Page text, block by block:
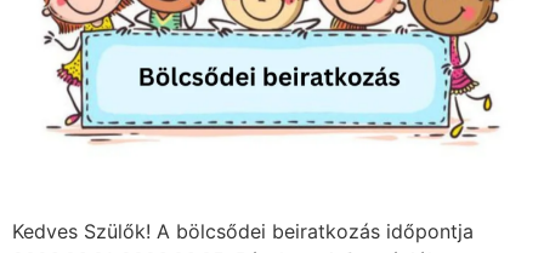
Kedves Szülők! A bölcsődei beiratkozás időpontja